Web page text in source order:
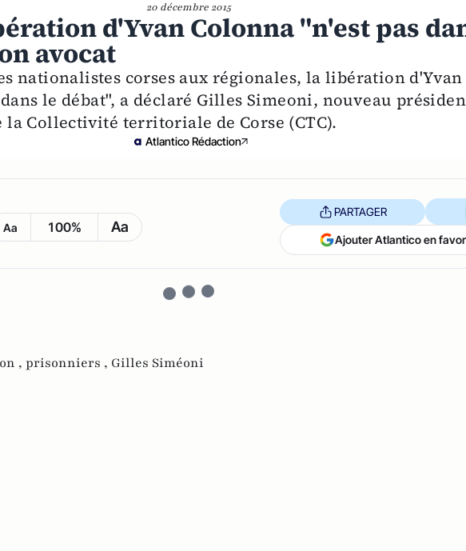
20 décembre 2015
d'Yvan Colonna "n'est pas
avocat
nationalistes corses aux régionales, la libération d'Yvan
le débat", a déclaré Gilles Simeoni, nouveau
la Collectivité territoriale de Corse (CTC).
Atlantico Rédaction
Aa 100% Aa
PARTAGER
Ajouter Atlantico en
, prisonniers , Gilles Siméoni